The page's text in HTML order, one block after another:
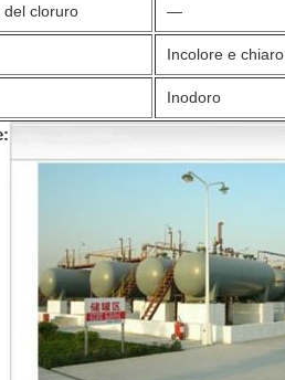
del cloruro —
Incolore e chiaro
Inodoro